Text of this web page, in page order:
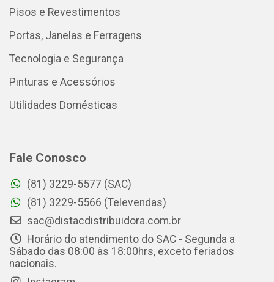
Pisos e Revestimentos
Portas, Janelas e Ferragens
Tecnologia e Segurança
Pinturas e Acessórios
Utilidades Domésticas
Fale Conosco
(81) 3229-5577 (SAC)
(81) 3229-5566 (Televendas)
sac@distacdistribuidora.com.br
Horário do atendimento do SAC - Segunda a
Sábado das 08:00 às 18:00hrs, exceto feriados
nacionais.